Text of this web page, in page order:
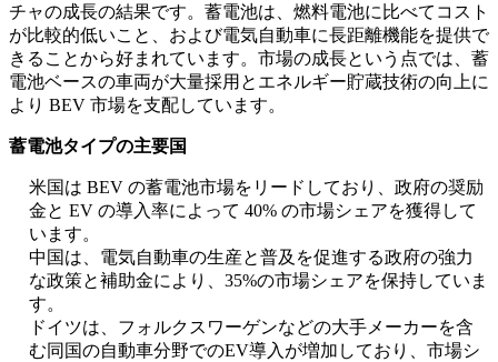
チャの成長の結果です。蓄電池は、燃料電池に比べてコスト
が比較的低いこと、および電気自動車に長距離機能を提供で
きることから好まれています。市場の成長という点では、蓄
電池ベースの車両が大量採用とエネルギー貯蔵技術の向上に
より BEV 市場を支配しています。
蓄電池タイプの主要国
米国は BEV の蓄電池市場をリードしており、政府の奨励
金と EV の導入率によって 40% の市場シェアを獲得して
います。
中国は、電気自動車の生産と普及を促進する政府の強力
な政策と補助金により、35%の市場シェアを保持していま
す。
ドイツは、フォルクスワーゲンなどの大手メーカーを含
む同国の自動車分野でのEV導入が増加しており、市場シ